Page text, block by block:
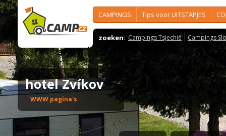
CAMPINGS Tips voor UITSTAPJES
zoeken: Campings Tsjechië Campings
hotel Zvíkov
WWW pagina's